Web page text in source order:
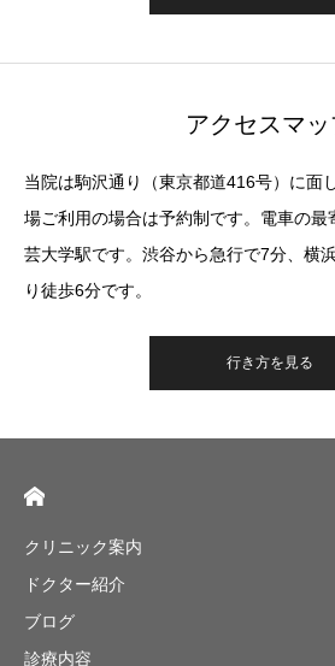
アクセスマ
当院は駒沢通り（東京都道416号）に面
場ご利用の場合は予約制です。電車の
芸大学駅です。渋谷から急行で7分、横
り徒歩6分です。
行き方を見る
クリニック案内
ドクター紹介
ブログ
診療内容